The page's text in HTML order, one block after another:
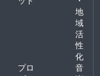
地
域
活
性
化
プロ
音